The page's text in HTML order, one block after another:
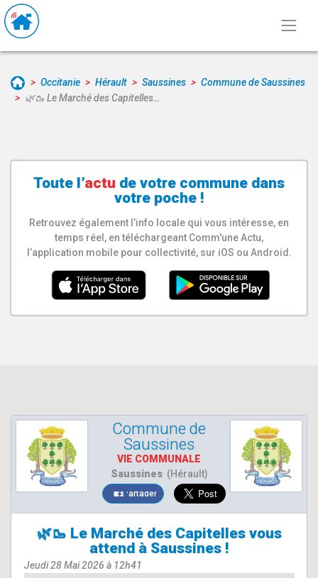
Occitanie Hérault Saussines
Commune de Saussines
🌿🥾 Le Marché des Capitelles…
Toute l’actu de votre commune dans
votre poche !
Retrouvez également l’info locale qui vous intéresse, en
temps réel, en téléchargeant Comm'une Actu,
l’application mobile pour collectivité, sur iOS ou Android.
Commune de
Saussines
VIE COMMUNALE
Saussines(Hérault)
Partager
🌿🥾 Le Marché des Capitelles vous
attend à Saussines !
Jeudi 28 Mai 2026 à 12h41